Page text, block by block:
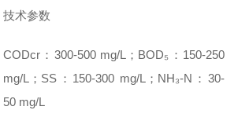
技术参数
CODcr：300-500 mg/L；BOD₅：150-250
mg/L；SS：150-300 mg/L；NH₃-N：30-
50 mg/L